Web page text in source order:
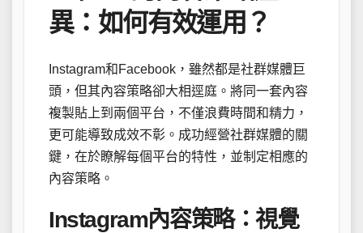
異：如何有效運用？
Instagram和Facebook，雖然都是社群媒體巨
頭，但其內容策略卻大相逕庭。將同一套內容
複製貼上到兩個平台，不僅浪費時間和精力，
更可能導致成效不彰。成功經營社群媒體的關
鍵，在於瞭解每個平台的特性，並制定相應的
內容策略。
Instagram內容策略：視覺